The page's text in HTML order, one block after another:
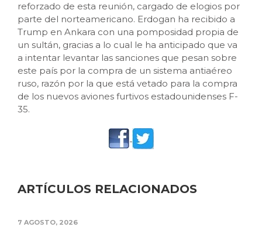
reforzado de esta reunión, cargado de elogios por
parte del norteamericano. Erdogan ha recibido a
Trump en Ankara con una pomposidad propia de
un sultán, gracias a lo cual le ha anticipado que va
a intentar levantar las sanciones que pesan sobre
este país por la compra de un sistema antiaéreo
ruso, razón por la que está vetado para la compra
de los nuevos aviones furtivos estadounidenses F-
35.
ARTÍCULOS RELACIONADOS
7 AGOSTO, 2026